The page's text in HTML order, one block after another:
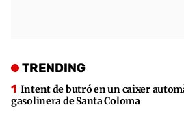
TRENDING
Intent de butró en un caixer
gasolinera de Santa Coloma